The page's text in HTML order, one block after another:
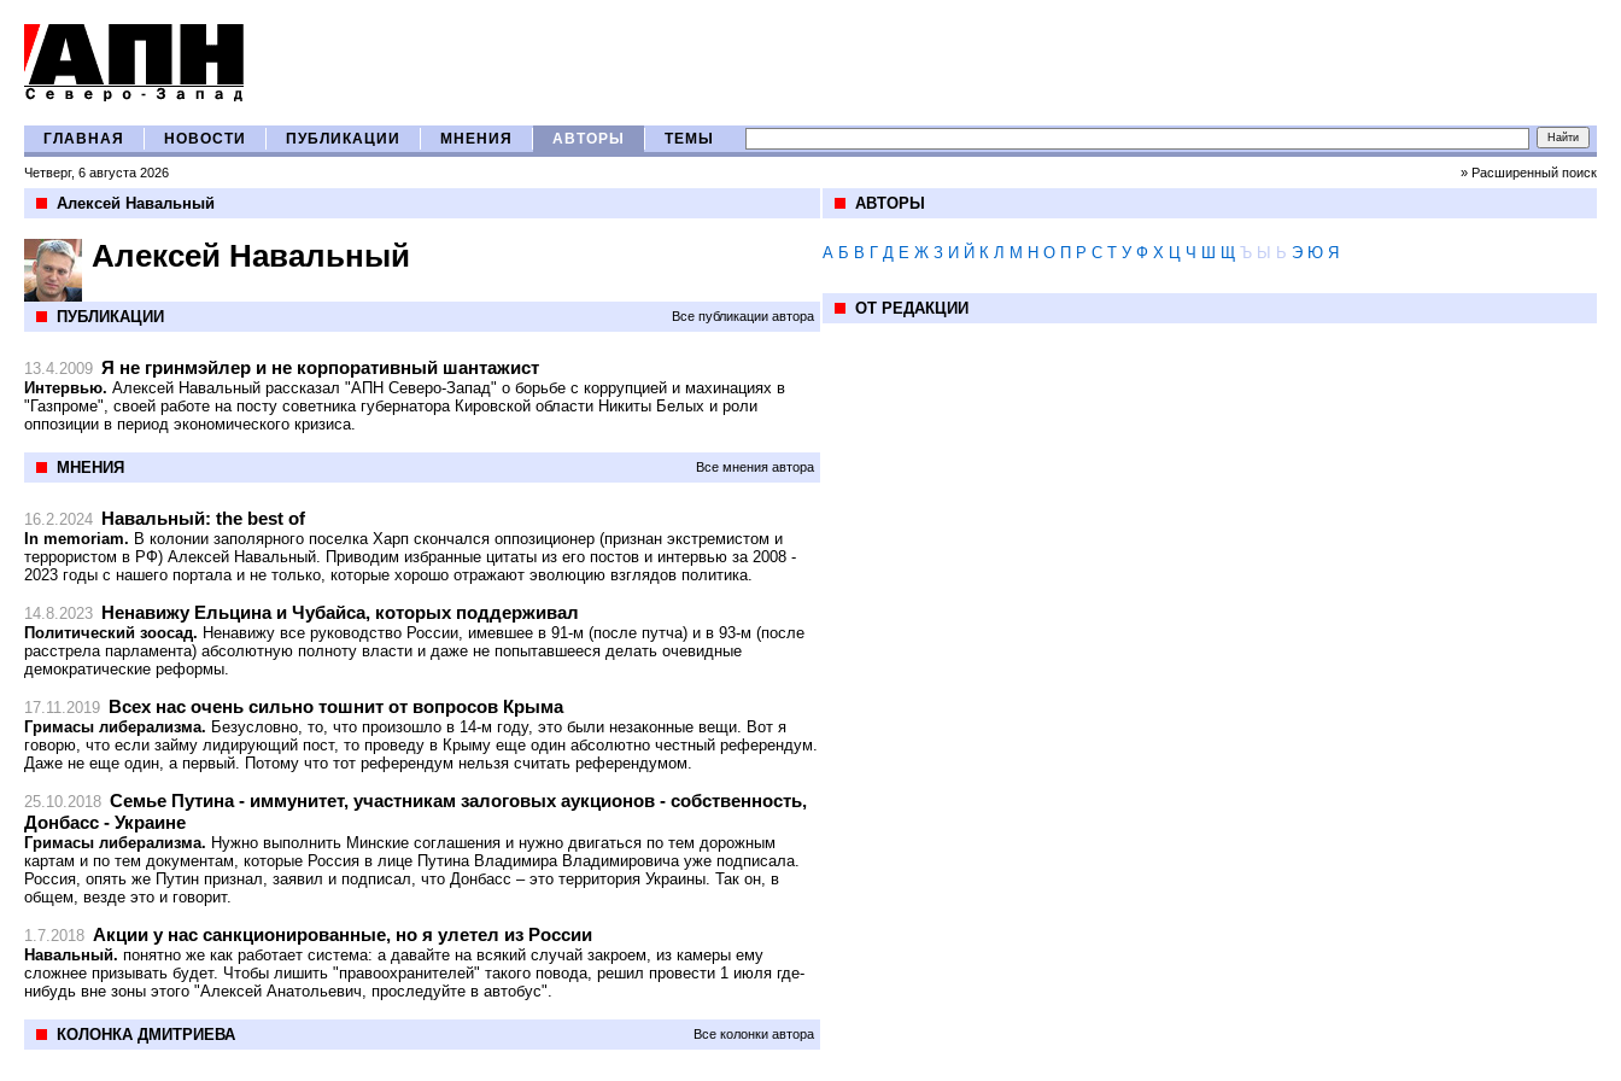
ГЛАВНАЯ НОВОСТИ ПУБЛИКАЦИИ МНЕНИЯ АВТОРЫ ТЕМЫ
Четверг, 6 августа 2026 » Расширенный поиск
Алексей Навальный
Алексей Навальный
ПУБЛИКАЦИИ Все публикации автора
13.4.2009 Я не гринмэйлер и не корпоративный шантажист
Интервью. Алексей Навальный рассказал "АПН Северо-Запад" о борьбе с коррупцией и махинациях в
"Газпроме", своей работе на посту советника губернатора Кировской области Никиты Белых и роли
оппозиции в период экономического кризиса.
МНЕНИЯ Все мнения автора
16.2.2024 Навальный: the best of
In memoriam. В колонии заполярного поселка Харп скончался оппозиционер (признан экстремистом и
террористом в РФ) Алексей Навальный. Приводим избранные цитаты из его постов и интервью за 2008 -
2023 годы с нашего портала и не только, которые хорошо отражают эволюцию взглядов политика.
14.8.2023 Ненавижу Ельцина и Чубайса, которых поддерживал
Политический зоосад. Ненавижу все руководство России, имевшее в 91-м (после путча) и в 93-м (после
расстрела парламента) абсолютную полноту власти и даже не попытавшееся делать очевидные
демократические реформы.
17.11.2019 Всех нас очень сильно тошнит от вопросов Крыма
Гримасы либерализма. Безусловно, то, что произошло в 14-м году, это были незаконные вещи. Вот я
говорю, что если займу лидирующий пост, то проведу в Крыму еще один абсолютно честный референдум.
Даже не еще один, а первый. Потому что тот референдум нельзя считать референдумом.
25.10.2018 Семье Путина - иммунитет, участникам залоговых аукционов - собственность,
Донбасс - Украине
Гримасы либерализма. Нужно выполнить Минские соглашения и нужно двигаться по тем дорожным
картам и по тем документам, которые Россия в лице Путина Владимира Владимировича уже подписала.
Россия, опять же Путин признал, заявил и подписал, что Донбасс – это территория Украины. Так он, в
общем, везде это и говорит.
1.7.2018 Акции у нас санкционированные, но я улетел из России
Навальный. понятно же как работает система: а давайте на всякий случай закроем, из камеры ему
сложнее призывать будет. Чтобы лишить "правоохранителей" такого повода, решил провести 1 июля где-
нибудь вне зоны этого "Алексей Анатольевич, проследуйте в автобус".
КОЛОНКА ДМИТРИЕВА Все колонки автора
АВТОРЫ
А Б В Г Д Е Ж З И Й К Л М Н О П Р С Т У Ф Х Ц Ч Ш Щ Ъ Ы Ь Э Ю Я
ОТ РЕДАКЦИИ